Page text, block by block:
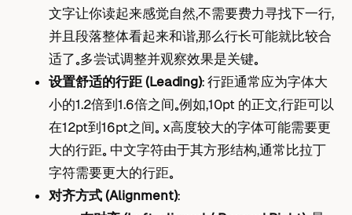
文字让你读起来感觉自然，不需要费力寻找下一行，
并且段落整体看起来和谐，那么行长可能就比较合
适了。多尝试调整并观察效果是关键。
设置舒适的行距 (Leading)： 行距通常应为字体大
小的1.2倍到1.6倍之间。例如，10pt 的正文，行距可以
在12pt到16pt之间。 x高度较大的字体可能需要更
大的行距。 中文字符由于其方形结构，通常比拉丁
字符需要更大的行距。
对齐方式 (Alignment)：